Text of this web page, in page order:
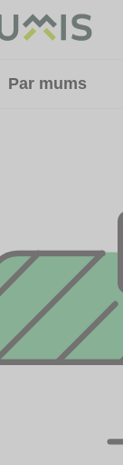
Par mums